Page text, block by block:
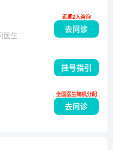
关于前列腺癌的博士后
等奖（勃起功能障碍诊疗
，发表医学论文六十余
》等高水
主持多项国家自然科学
郭应禄男科学》，《男性
中华医学会中西医结合男
医生
去问诊
近期2人咨询
挂号指引
去问诊
全国医生随机分配